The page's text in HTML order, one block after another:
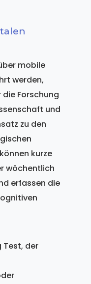
mobile
werden,
Forschung
und
zu den
kurze
wöchentlich
erfassen die
Test, der